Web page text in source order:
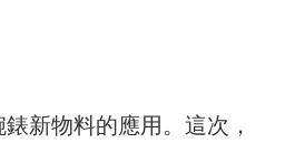
新物料的應用。這次，